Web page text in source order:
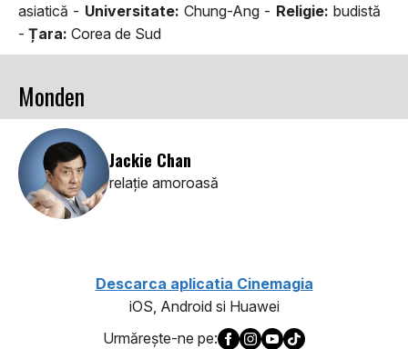
asiatică - Universitate: Chung-Ang - Religie: budistă
- Țara: Corea de Sud
Monden
Jackie Chan
relaţie amoroasă
Descarca aplicatia Cinemagia
iOS, Android si Huawei
Urmăreşte-ne pe: